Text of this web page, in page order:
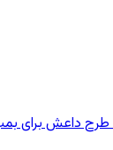
طرح داعش برای